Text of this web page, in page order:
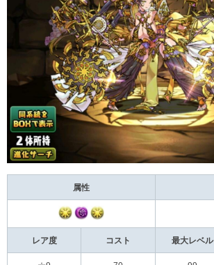
属性
レア度 コスト 最大レベル